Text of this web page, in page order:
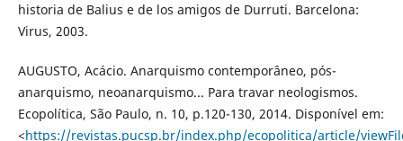
historia de Balius e de los amigos de Durruti. Barcelona:
Virus, 2003.
AUGUSTO, Acácio. Anarquismo contemporâneo, pós-
anarquismo, neoanarquismo... Para travar neologismos.
Ecopolítica, São Paulo, n. 10, p.120-130, 2014. Disponível em:
<https://revistas.pucsp.br/index.php/ecopolitica/article/